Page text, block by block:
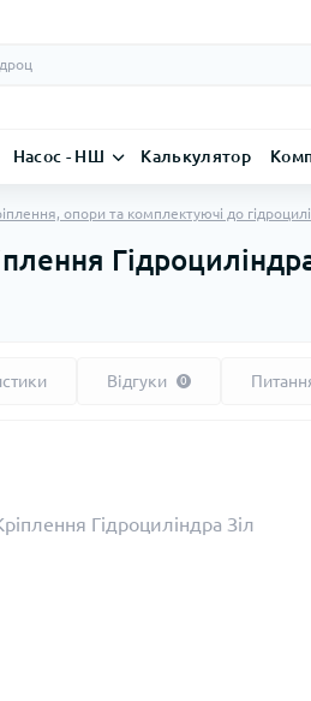
Насос - НШ Калькулятор
опори та комплектуючі до
Відгуки 0